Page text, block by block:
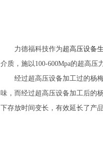
力德福科技作为超高压设备
介质，施以100-600Mpa的超高
经过超高压设备加工过的杨
味，而经过超高压设备加工后的
下存放时间变长，有效延长了产品